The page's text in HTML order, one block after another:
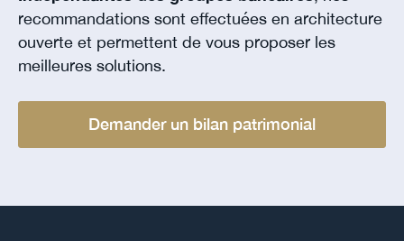
recommandations sont effectuées en architecture
ouverte et permettent de vous proposer les
meilleures solutions.
Demander un bilan patrimonial